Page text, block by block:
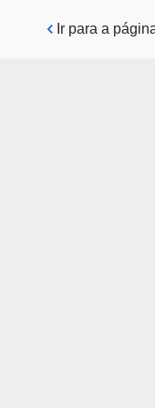
Pular para o
Ir para a